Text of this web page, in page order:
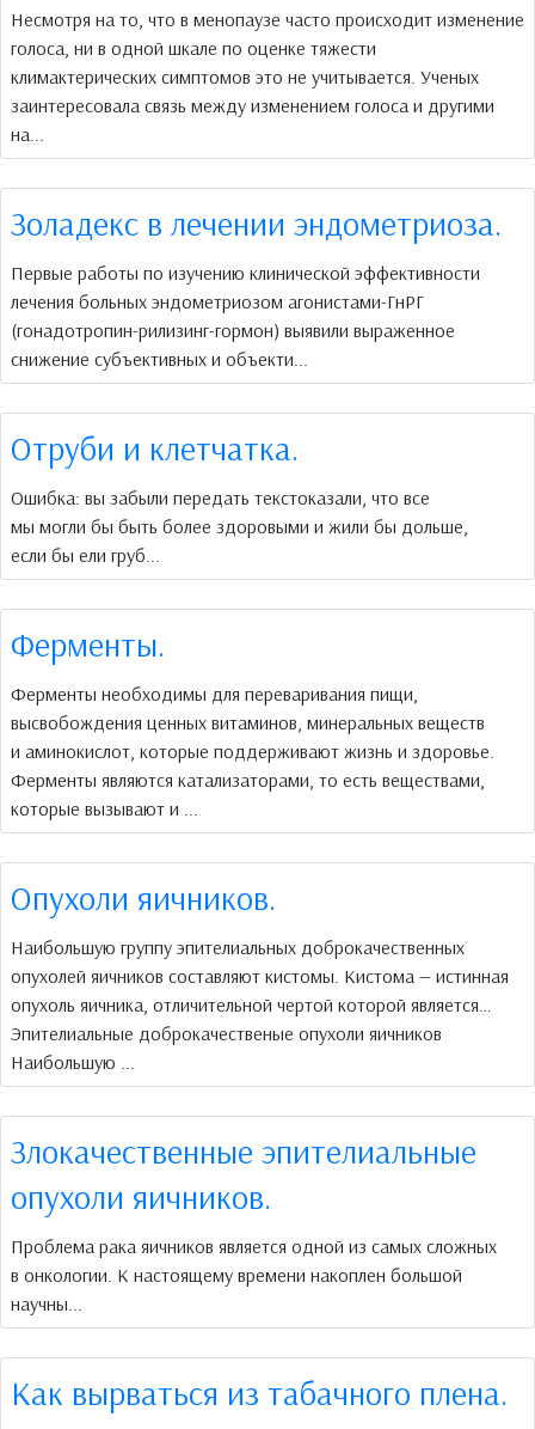
Несмотря на то, что в менопаузе часто происходит изменение
голоса, ни в одной шкале по оценке тяжести
климактерических симптомов это не учитывается. Ученых
заинтересовала связь между изменением голоса и другими
на...
Золадекс в лечении эндометриоза.
Первые работы по изучению клинической эффективности
лечения больных эндометриозом агонистами-ГнРГ
(гонадотропин-рилизинг-гормон) выявили выраженное
снижение субъективных и объекти...
Отруби и клетчатка.
Ошибка: вы забыли передать текстоказали, что все
мы могли бы быть более здоровыми и жили бы дольше,
если бы ели груб...
Ферменты.
Ферменты необходимы для переваривания пищи,
высвобождения ценных витаминов, минеральных веществ
и аминокислот, которые поддерживают жизнь и здоровье.
Ферменты являются катализаторами, то есть веществами,
которые вызывают и ...
Опухоли яичников.
Наибольшую группу эпителиальных доброкачественных
опухолей яичников составляют кистомы. Кистома — истинная
опухоль яичника, отличительной чертой которой является…
Эпителиальные доброкачественые опухоли яичников
Наибольшую ...
Злокачественные эпителиальные
опухоли яичников.
Проблема рака яичников является одной из самых сложных
в онкологии. К настоящему времени накоплен большой
научны...
Как вырваться из табачного плена.